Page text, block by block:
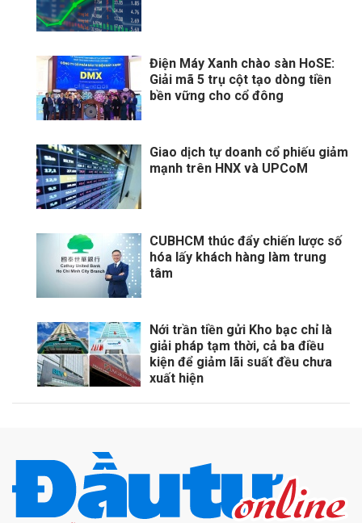
Điện Máy Xanh chào sàn HoSE:
Giải mã 5 trụ cột tạo dòng tiền
bền vững cho cổ đông
Giao dịch tự doanh cổ phiếu giảm
mạnh trên HNX và UPCoM
CUBHCM thúc đẩy chiến lược số
hóa lấy khách hàng làm trung
tâm
Nới trần tiền gửi Kho bạc chỉ là
giải pháp tạm thời, cả ba điều
kiện để giảm lãi suất đều chưa
xuất hiện